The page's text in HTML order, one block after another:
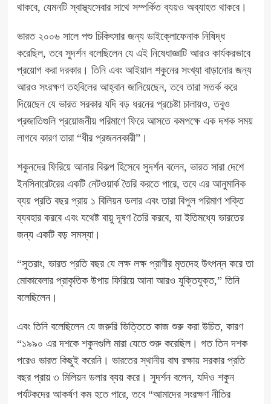
থাকবে, যেমনটি স্বাস্থ্যসেবার সাথে সম্পর্কিত ব্যয়ও অব্যাহত থাকবে।
ভারত ২০০৬ সালে পশু চিকিৎসার জন্য ডাইক্লোফেনাক নিষিদ্ধ
করেছিল, তবে সুদর্শন বলেছিলেন যে এই নিষেধাজ্ঞাটি আরও কার্যকরভাবে
প্রয়োগ করা দরকার। তিনি এবং আইয়াল শকুনের সংখ্যা বাড়ানোর জন্য
আরও সংরক্ষণ তহবিলের আহ্বান জানিয়েছেন, তবে তারা সতর্ক করে
দিয়েছেন যে ভারত সরকার যদি বড় ধরনের প্রচেষ্টা চালায়ও, তবুও
প্রজাতিগুলি প্রয়োজনীয় পরিমাণে ফিরে আসতে কমপক্ষে এক দশক সময়
লাগবে কারণ তারা “ধীর প্রজননকারী”।
শকুনদের ফিরিয়ে আনার বিকল্প হিসেবে সুদর্শন বলেন, ভারত সারা দেশে
ইনসিনারেটরের একটি নেটওয়ার্ক তৈরি করতে পারে, তবে এর আনুমানিক
ব্যয় প্রতি বছর প্রায় ১ বিলিয়ন ডলার এবং তারা বিপুল পরিমাণ শক্তি
ব্যবহার করবে এবং যথেষ্ট বায়ু দূষণ তৈরি করবে, যা ইতিমধ্যে ভারতের
জন্য একটি বড় সমস্যা।
“সুতরাং, ভারত প্রতি বছর যে লক্ষ লক্ষ প্রাণীর মৃতদেহ উৎপন্ন করে তা
মোকাবেলার প্রাকৃতিক উপায় ফিরিয়ে আনা আরও যুক্তিযুক্ত,” তিনি
বলেছিলেন।
এবং তিনি বলেছিলেন যে জরুরি ভিত্তিতে কাজ শুরু করা উচিত, কারণ
“১৯৯০ এর দশকে শকুনগুলি মারা যেতে শুরু করেছিল। গত তিন দশক
পরেও ভারত কিছুই করেনি। ভারতের স্থানীয় বাঘ রক্ষায়সরকার প্রতি
বছর প্রায় ৩ মিলিয়ন ডলার ব্যয় করে। সুদর্শন বলেন, যদিও শকুন
পর্যটকদের আকর্ষণ কম হতে পারে, তবে “আমাদের সংরক্ষণ নীতির